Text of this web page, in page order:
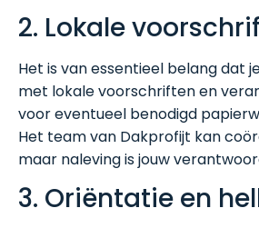
2. Lokale
Het is van essentieel belang dat
met lokale voorschriften en
voor eventueel benodigd
Het team van Dakprofijt kan
maar naleving is jouw
3. Oriëntatie en